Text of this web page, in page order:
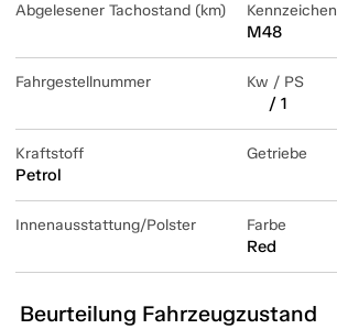
Abgelesener Tachostand (km) Kennzeichen
M48
Fahrgestellnummer Kw / PS
/ 1
Kraftstoff
Petrol
Getriebe
Innenausstattung/Polster Farbe
Red
Beurteilung Fahrzeugzustand